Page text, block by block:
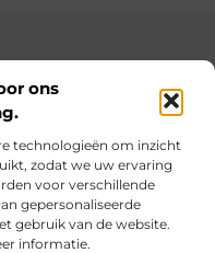
ons
technologieën om inzicht
zodat we uw ervaring
voor verschillende
gepersonaliseerde
gebruik van de website.
informatie.
dag iets nieuws
tips voor een